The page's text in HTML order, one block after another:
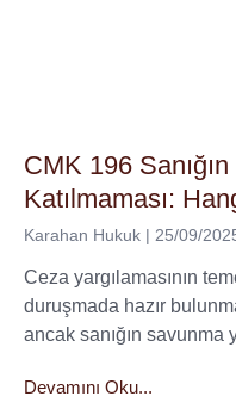
CMK 196
Katılmaması:
Karahan Hukuk 25/09/
Ceza yargılamasının
duruşmada hazır
ancak sanığın savunma
Devamını Oku...